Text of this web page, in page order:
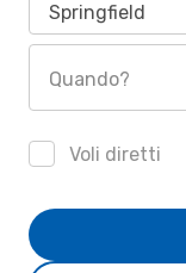
Springfield
Quando?
Voli diretti